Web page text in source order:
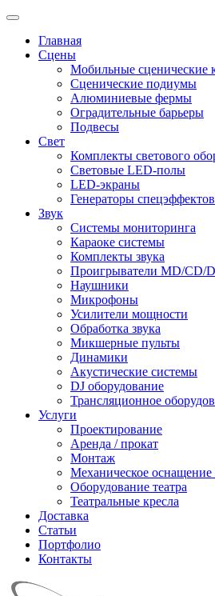
Главная
Сцены
Мобильные сценические
Сценические подиумы
Алюминиевые фермы
Оградительные барьеры
Подвесы
Свет
Комплекты светового
Световые LED-полы
LED-экраны
Генераторы спецэффектов
Звук
Системы мониторинга
Караоке системы
Комплекты звука
Проигрыватели MD/CD/
Наушники
Микрофоны
Усилители мощности
Обработка звука
Микшерные пульты
Динамики
Акустические системы
DJ оборудование
Трансляционное
Услуги
Проектирование
Аренда / прокат
Монтаж
Механическое
Оборудование театра
Театральные кресла
Доставка
Статьи
Портфолио
Контакты